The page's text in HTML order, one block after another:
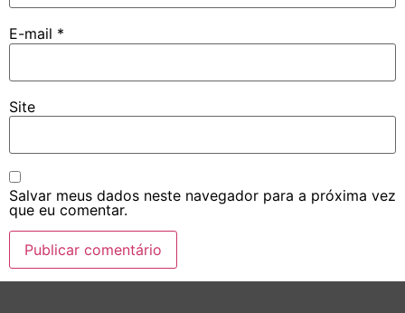
E-mail *
Site
Salvar meus dados neste navegador para a próxima vez
que eu comentar.